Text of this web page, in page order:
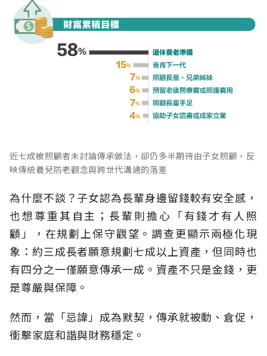
近七成被照顧者未討論傳承做法，卻仍多半期待由子女照顧，反
映傳統養兒防老觀念與跨世代溝通的落差
為什麼不談？子女認為長輩身邊留錢較有安全感，
也想尊重其自主；長輩則擔心「有錢才有人照
顧」，在規劃上保守觀望。調查更顯示兩極化現
象：約三成長者願意規劃七成以上資產，但同時也
有四分之一僅願意傳承一成。資產不只是金錢，更
是尊嚴與保障。
然而，當「忌諱」成為默契，傳承就被動、倉促，
衝擊家庭和諧與財務穩定。